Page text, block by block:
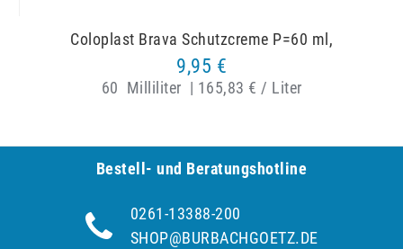
Coloplast Brava Schutzcreme P=60 ml,
9,95 €
60 Milliliter | 165,83 € / Liter
Bestell- und Be­ra­tungs­hot­line
0261-13388-200
SHOP@BURBACHGOETZ.DE